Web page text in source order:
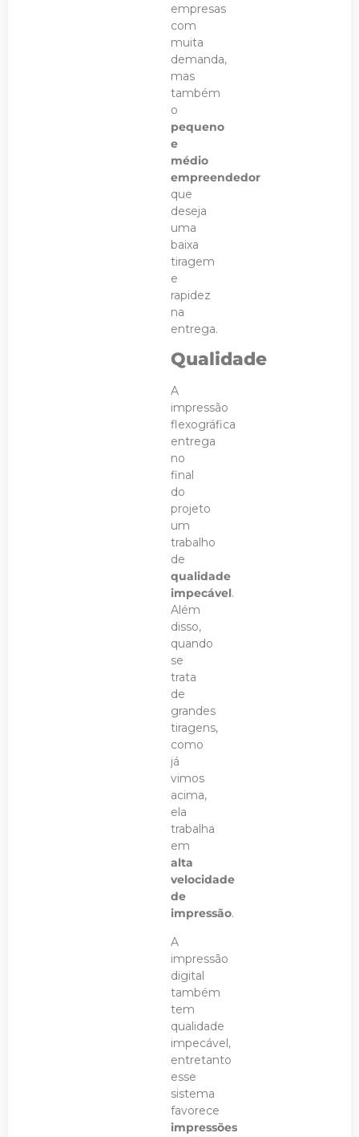
empresas
com
muita
demanda,
mas
também
o
pequeno
e
médio
empreendedor
que
deseja
uma
baixa
tiragem
e
rapidez
na
entrega.
Qualidade
A
impressão
flexográfica
entrega
no
final
do
projeto
um
trabalho
de
qualidade
impecável.
Além
disso,
quando
se
trata
de
grandes
tiragens,
como
já
vimos
acima,
ela
trabalha
em
alta
velocidade
de
impressão.
A
impressão
digital
também
tem
qualidade
impecável,
entretanto
esse
sistema
favorece
impressões